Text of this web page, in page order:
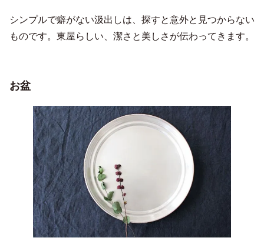
シンプルで癖がない汲出しは、探すと意外と見つからない
ものです。東屋らしい、潔さと美しさが伝わってきます。
お盆